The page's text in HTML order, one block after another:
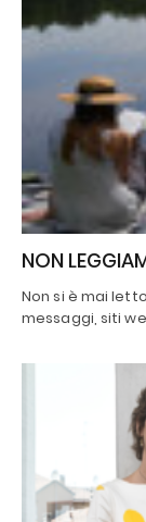
NON
Non si è mai
messaggi, siti